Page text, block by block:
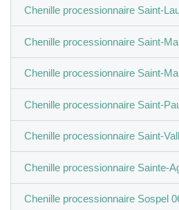
Chenille processionnaire Saint-
Chenille processionnaire Saint-
Chenille processionnaire Saint-
Chenille processionnaire Saint-
Chenille processionnaire Saint-
Chenille processionnaire Sainte-
Chenille processionnaire Sospel